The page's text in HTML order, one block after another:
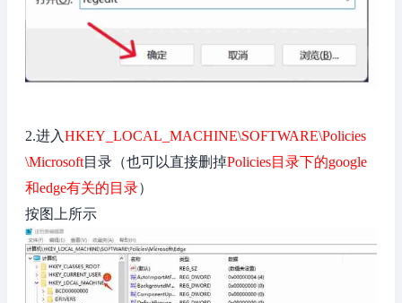
2.进入HKEY_LOCAL_MACHINE\SOFTWARE\Policies
\Microsoft目录（也可以直接删掉Policies目录下的google
和edge有关的目录）
按图上所示